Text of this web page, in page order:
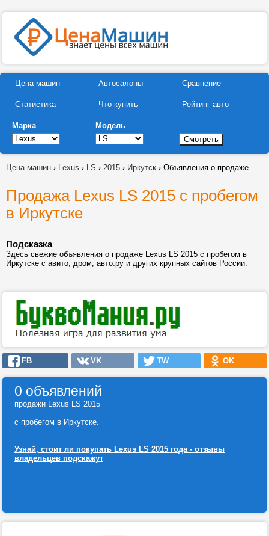
Цена машин
Статистика
Автосалоны
Что купить
Сравнение
Рейтинг авто
Марка Модель
Цена машин › Lexus › LS › 2015 › Иркутск › Объявления о продаже
Продажа Lexus LS 2015 с пробегом
в Иркутске
Подсказка
Здесь свежие объявления о продаже Lexus LS 2015 с пробегом в
Иркутске с авито, дром, авто.ру и других крупных сайтов России.
FB VK TW OK
0 объявлений
продажи Lexus LS 2015
с пробегом в Иркутске.
Узнай, стоит ли покупать Lexus LS 2015 года - отзывы
владельцев подскажут